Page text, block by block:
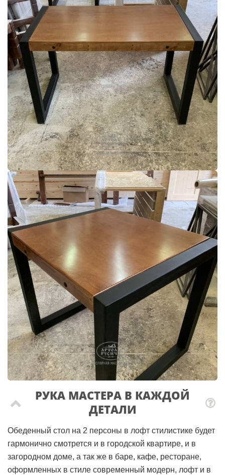
РУКА МАСТЕРА В КАЖДОЙ
ДЕТАЛИ
Обеденный стол на 2 персоны в лофт стилистике будет
гармонично смотрется и в городской квартире, и в
загородном доме, а так же в баре, кафе, ресторане,
оформленных в стиле современный модерн, лофт и в